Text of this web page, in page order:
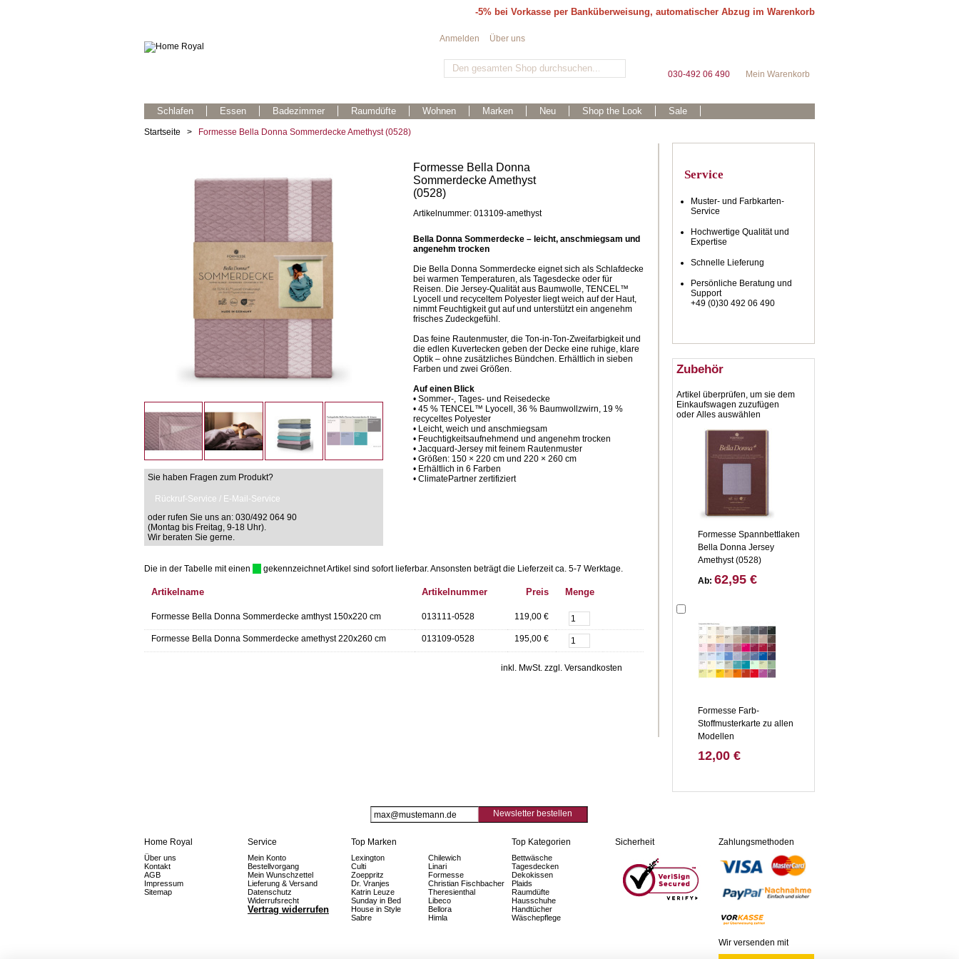
-5% bei Vorkasse per Banküberweisung, automatischer Abzug im Warenkorb
Mein Warenkorb
030-492 06 490
Schlafen Essen Badezimmer Raumdüfte Wohnen Marken Neu Shop the Look Sale
Anmelden Über uns
Startseite > Formesse Bella Donna Sommerdecke Amethyst (0528)
Sie haben Fragen zum Produkt?
Rückruf-Service / E-Mail-Service
oder rufen Sie uns an: 030/492 064 90
(Montag bis Freitag, 9-18 Uhr).
Wir beraten Sie gerne.
Formesse Bella Donna
Sommerdecke Amethyst
(0528)
Artikelnummer: 013109-amethyst
Bella Donna Sommerdecke – leicht, anschmiegsam und
angenehm trocken
Die Bella Donna Sommerdecke eignet sich als Schlafdecke
bei warmen Temperaturen, als Tagesdecke oder für
Reisen. Die Jersey-Qualität aus Baumwolle, TENCEL™
Lyocell und recyceltem Polyester liegt weich auf der Haut,
nimmt Feuchtigkeit gut auf und unterstützt ein angenehm
frisches Zudeckgefühl.
Das feine Rautenmuster, die Ton-in-Ton-Zweifarbigkeit und
die edlen Kuvertecken geben der Decke eine ruhige, klare
Optik – ohne zusätzliches Bündchen. Erhältlich in sieben
Farben und zwei Größen.
Auf einen Blick
• Sommer-, Tages- und Reisedecke
• 45 % TENCEL™ Lyocell, 36 % Baumwollzwirn, 19 %
recyceltes Polyester
• Leicht, weich und anschmiegsam
• Feuchtigkeitsaufnehmend und angenehm trocken
• Jacquard-Jersey mit feinem Rautenmuster
• Größen: 150 × 220 cm und 220 × 260 cm
• Erhältlich in 6 Farben
• ClimatePartner zertifiziert
Die in der Tabelle mit einen gekennzeichnet Artikel sind sofort lieferbar.Ansonsten beträgt die Lieferzeit ca. 5-7 Werktage.
Artikelname Artikelnummer Preis Menge
Formesse Bella Donna Sommerdecke amthyst 150x220 cm 013111-0528 119,00 €
Formesse Bella Donna Sommerdecke amethyst 220x260 cm 013109-0528 195,00 €
inkl. MwSt. zzgl. Versandkosten
Service
Muster- und Farbkarten-
Service
Hochwertige Qualität und
Expertise
Schnelle Lieferung
Persönliche Beratung und
Support
+49 (0)30 492 06 490
Zubehör
Artikel überprüfen, um sie dem
Einkaufswagen zuzufügen
oder Alles auswählen
Formesse Spannbettlaken
Bella Donna Jersey
Amethyst (0528)
Ab: 62,95 €
Formesse Farb-
Stoffmusterkarte zu allen
Modellen
12,00 €
Newsletter bestellen
Home Royal
Über uns
Kontakt
AGB
Impressum
Sitemap
Service
Mein Konto
Bestellvorgang
Mein Wunschzettel
Lieferung & Versand
Datenschutz
Widerrufsrecht
Vertrag widerrufen
Top Marken
Lexington
Chilewich
Culti
Linari
Zoeppritz
Formesse
Dr. Vranjes
Christian Fischbacher
Katrin Leuze
Theresienthal
Sunday in Bed
Libeco
House in Style
Bellora
Sabre
Himla
Top Kategorien
Bettwäsche
Tagesdecken
Dekokissen
Plaids
Raumdüfte
Hausschuhe
Handtücher
Wäschepflege
Sicherheit Zahlungsmethoden
Wir versenden mit